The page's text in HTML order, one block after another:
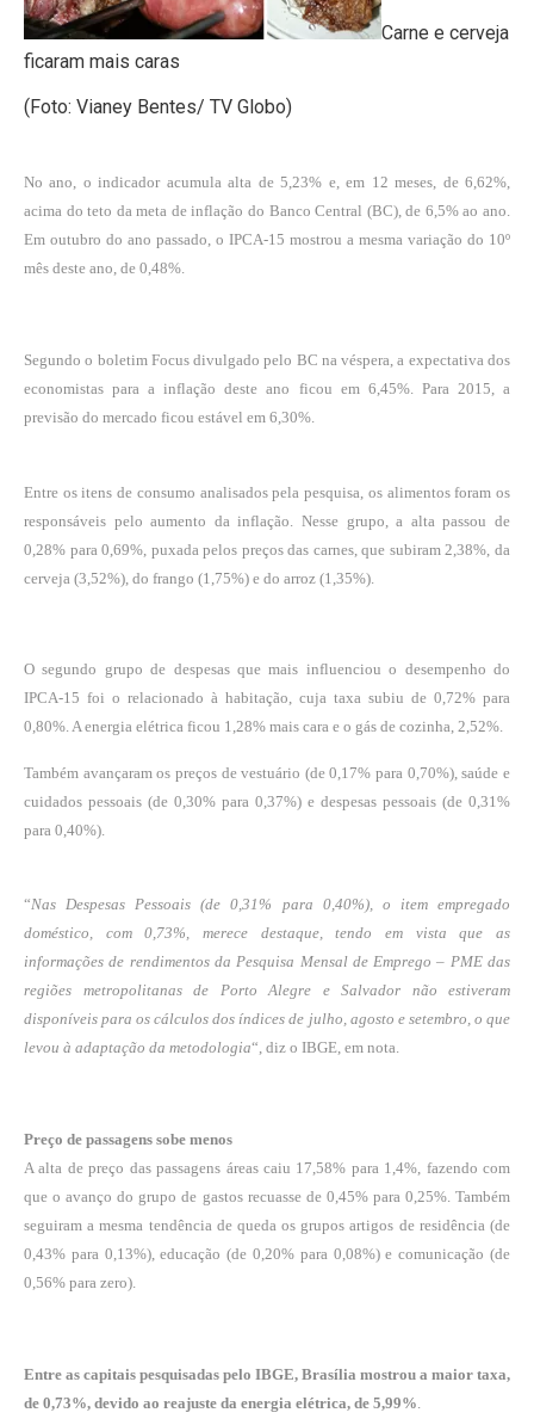
Carne e cerveja
ficaram mais caras
(Foto: Vianey Bentes/ TV Globo)
No ano, o indicador acumula alta de 5,23% e, em 12 meses, de 6,62%,
acima do teto da meta de inflação do Banco Central (BC), de 6,5% ao ano.
Em outubro do ano passado, o IPCA-15 mostrou a mesma variação do 10º
mês deste ano, de 0,48%.
Segundo o boletim Focus divulgado pelo BC na véspera, a expectativa dos
economistas para a inflação deste ano ficou em 6,45%. Para 2015, a
previsão do mercado ficou estável em 6,30%.
Entre os itens de consumo analisados pela pesquisa, os alimentos foram os
responsáveis pelo aumento da inflação. Nesse grupo, a alta passou de
0,28% para 0,69%, puxada pelos preços das carnes, que subiram 2,38%, da
cerveja (3,52%), do frango (1,75%) e do arroz (1,35%).
O segundo grupo de despesas que mais influenciou o desempenho do
IPCA-15 foi o relacionado à habitação, cuja taxa subiu de 0,72% para
0,80%. A energia elétrica ficou 1,28% mais cara e o gás de cozinha, 2,52%.
Também avançaram os preços de vestuário (de 0,17% para 0,70%), saúde e
cuidados pessoais (de 0,30% para 0,37%) e despesas pessoais (de 0,31%
para 0,40%).
“Nas Despesas Pessoais (de 0,31% para 0,40%), o item empregado
doméstico, com 0,73%, merece destaque, tendo em vista que as
informações de rendimentos da Pesquisa Mensal de Emprego – PME das
regiões metropolitanas de Porto Alegre e Salvador não estiveram
disponíveis para os cálculos dos índices de julho, agosto e setembro, o que
levou à adaptação da metodologia“, diz o IBGE, em nota.
Preço de passagens sobe menos
A alta de preço das passagens áreas caiu 17,58% para 1,4%, fazendo com
que o avanço do grupo de gastos recuasse de 0,45% para 0,25%. Também
seguiram a mesma tendência de queda os grupos artigos de residência (de
0,43% para 0,13%), educação (de 0,20% para 0,08%) e comunicação (de
0,56% para zero).
Entre as capitais pesquisadas pelo IBGE, Brasília mostrou a maior taxa,
de 0,73%, devido ao reajuste da energia elétrica, de 5,99%